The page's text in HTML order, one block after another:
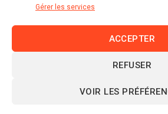
Gérer les services
ACCEPTER
REFUSER
VOIR LES